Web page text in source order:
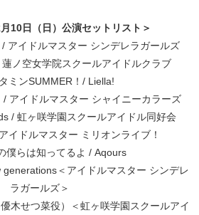
10日（日）公演セットリスト＞
アイドルマスター シンデレラガールズ
ノ空女学院スクールアイドルクラブ
ミンSUMMER！/ Liella!
アイドルマスター シャイニーカラーズ
/ 虹ヶ咲学園スクールアイドル同好会
イドルマスター ミリオンライブ！
僕らは知ってるよ / Aqours
＜アイドルマスター シンデレ
ラガールズ＞
木せつ菜役）＜虹ヶ咲学園スクールアイ